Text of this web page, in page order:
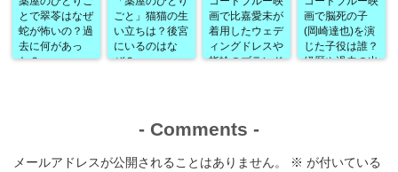
とで翠苓はなぜ
蛇が怖いの？過
去に何があっ
た？
ごと」猫猫の生
い立ちは？後宮
にいるのはな
ぜ？
画で比嘉愛未が
着用したウェデ
ィングドレスや
指輪のブランド
画で脳死の子
(岡崎達也)を演
じた子役は誰？
経歴や過去の出
- Comments -
メールアドレスが公開されることはありません。 ※ が付いている